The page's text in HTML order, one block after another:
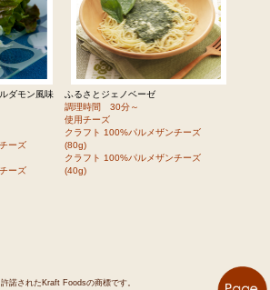
ダモン風味
ーズ
ーズ
ふるさとジェノベーゼ
調理時間 30分～
使用チーズ
クラフト 100%パルメザンチーズ
(80g)
クラフト 100%パルメザンチーズ
(40g)
諾されたKraft Foodsの商標です。